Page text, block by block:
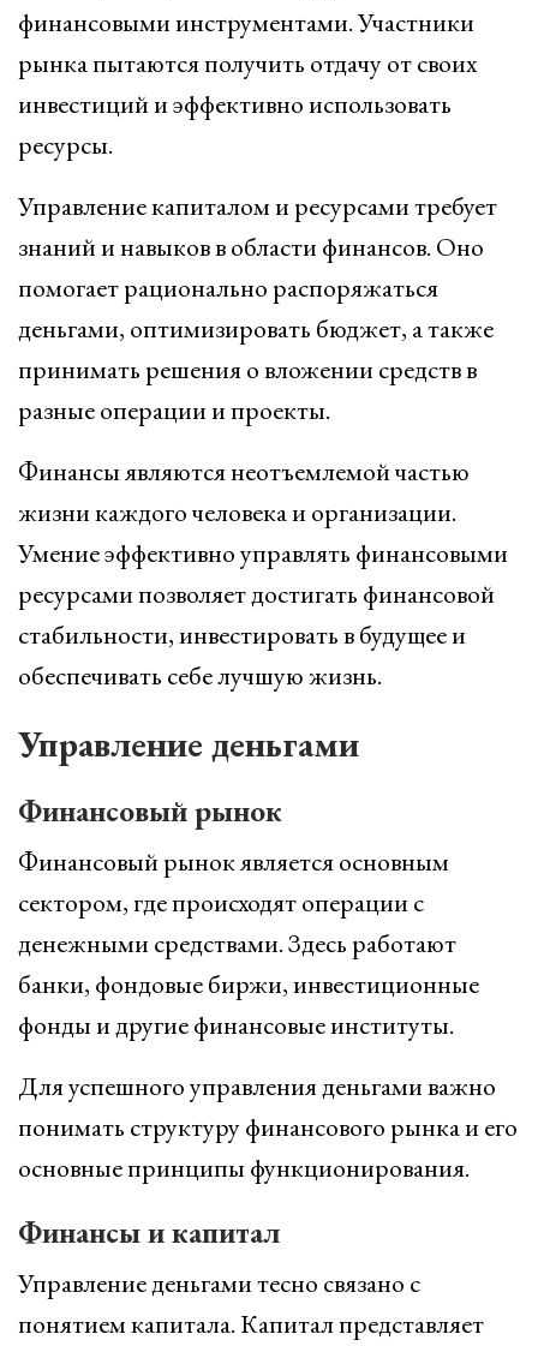
финансовыми инструментами. Участники
рынка пытаются получить отдачу от своих
инвестиций и эффективно использовать
ресурсы.
Управление капиталом и ресурсами требует
знаний и навыков в области финансов. Оно
помогает рационально распоряжаться
деньгами, оптимизировать бюджет, а также
принимать решения о вложении средств в
разные операции и проекты.
Финансы являются неотъемлемой частью
жизни каждого человека и организации.
Умение эффективно управлять финансовыми
ресурсами позволяет достигать финансовой
стабильности, инвестировать в будущее и
обеспечивать себе лучшую жизнь.
Управление деньгами
Финансовый рынок
Финансовый рынок является основным
сектором, где происходят операции с
денежными средствами. Здесь работают
банки, фондовые биржи, инвестиционные
фонды и другие финансовые институты.
Для успешного управления деньгами важно
понимать структуру финансового рынка и его
основные принципы функционирования.
Финансы и капитал
Управление деньгами тесно связано с
понятием капитала. Капитал представляет